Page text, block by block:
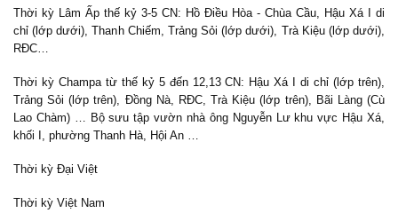
Thời kỳ Lâm Ấp thế kỷ 3-5 CN: Hồ Điều Hòa - Chùa Cầu, Hậu Xá I di
chỉ (lớp dưới), Thanh Chiếm, Trảng Sỏi (lớp dưới), Trà Kiệu (lớp dưới),
RĐC…
Thời kỳ Champa từ thế kỷ 5 đến 12,13 CN: Hậu Xá I di chỉ (lớp trên),
Trảng Sỏi (lớp trên), Đồng Nà, RĐC, Trà Kiệu (lớp trên), Bãi Làng (Cù
Lao Chàm) … Bộ sưu tập vườn nhà ông Nguyễn Lư khu vực Hậu Xá,
khối I, phường Thanh Hà, Hội An …
Thời kỳ Đại Việt
Thời kỳ Việt Nam